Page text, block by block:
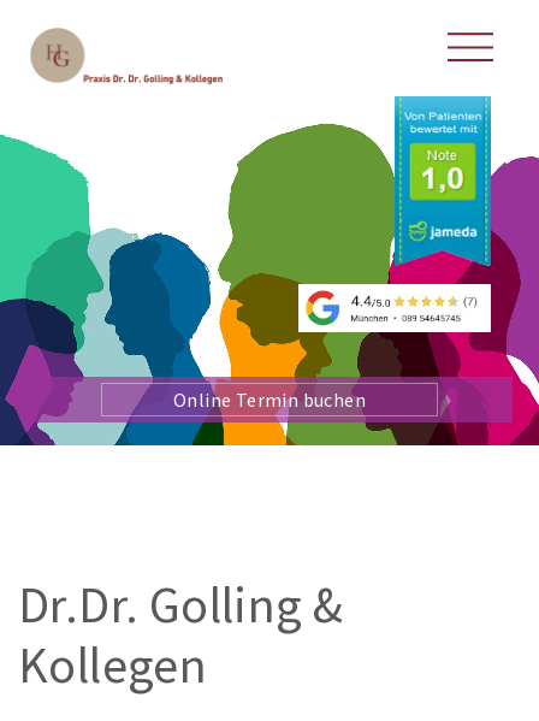
Online Termin buchen
Dr.Dr. Golling &
Kollegen